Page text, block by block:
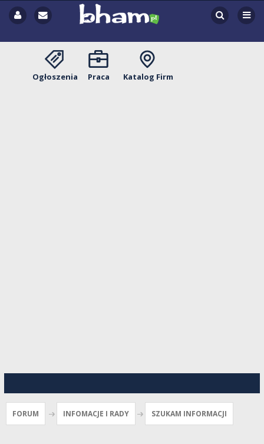
Ogłoszenia Praca Katalog Firm
FORUM INFOMACJE I RADY SZUKAM INFORMACJI